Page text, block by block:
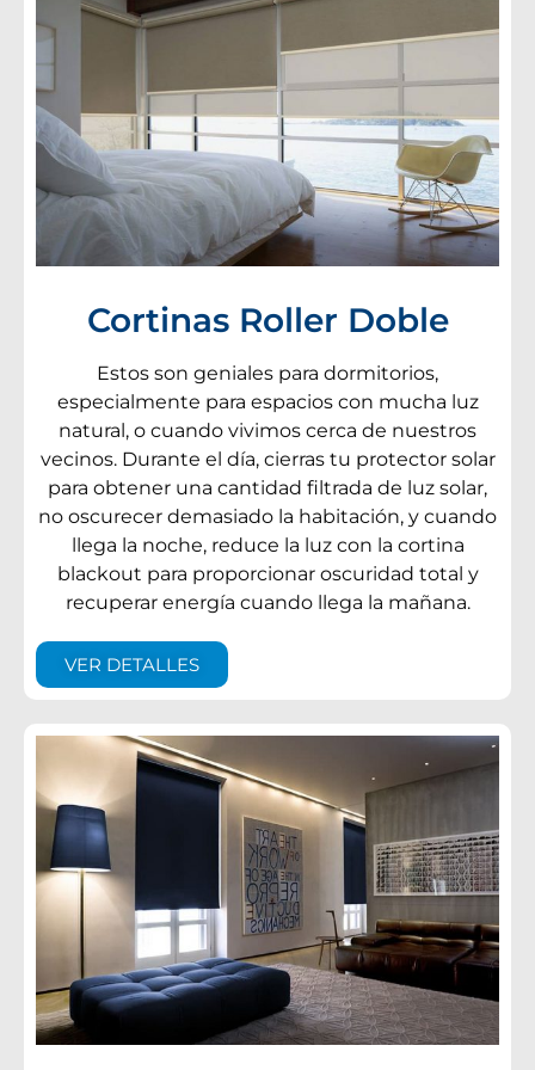
Cortinas Roller Doble
Estos son geniales para dormitorios,
especialmente para espacios con mucha luz
natural, o cuando vivimos cerca de nuestros
vecinos. Durante el día, cierras tu protector solar
para obtener una cantidad filtrada de luz solar,
no oscurecer demasiado la habitación, y cuando
llega la noche, reduce la luz con la cortina
blackout para proporcionar oscuridad total y
recuperar energía cuando llega la mañana.
VER DETALLES